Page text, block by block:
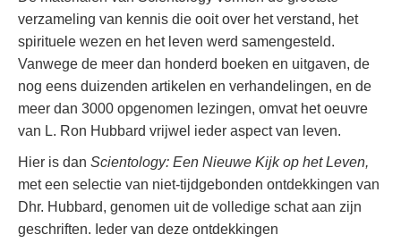
verzameling van kennis die ooit over het verstand, het
spirituele wezen en het leven werd samengesteld.
Vanwege de meer dan honderd boeken en uitgaven, de
nog eens duizenden artikelen en verhandelingen, en de
meer dan 3000 opgenomen lezingen, omvat het oeuvre
van L. Ron Hubbard vrijwel ieder aspect van leven.
Hier is dan Scientology: Een Nieuwe Kijk op het Leven,
met een selectie van niet-tijdgebonden ontdekkingen van
Dhr. Hubbard, genomen uit de volledige schat aan zijn
geschriften. Ieder van deze ontdekkingen